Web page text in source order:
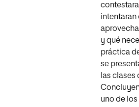
y qué
práctica
se
las clases
uno de